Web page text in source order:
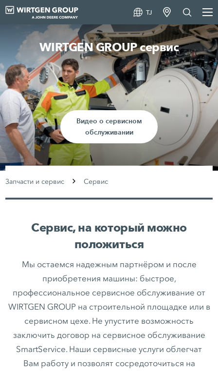
TJ
WIRTGEN GROUP сервис
Видео о сервисном
обслуживании
Запчасти и сервис Сервис
Сервис, на который можно
положиться
Мы остаемся надежным партнёром и после
приобретения машины: быстрое,
профессиональное сервисное обслуживание от
WIRTGEN GROUP на строительной площадке или в
сервисном цехе. Не упустите возможность
заключить договор на сервисное обслуживание
SmartService. Наши сервисные услуги облегчат
Вам работу и позволят сосредоточиться на